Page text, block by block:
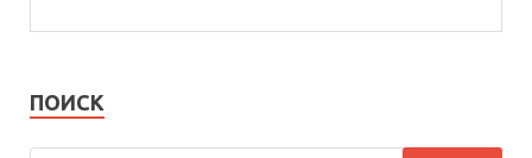
ПОИСК